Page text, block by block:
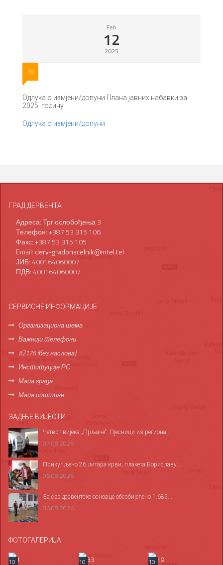
Feb
12
2025
10
Одлука о измјени/допуни Плана јавних набавки за
2025. годину
Одлука о измјени/допуни
ГРАД ДЕРВЕНТА
Адреса: Трг ослобођења 3
Телефон: +387 53 315 106
Факс: +387 53 315 105
Email: derv-gradonacelnik@mtel.tel
ЈИБ: 400164060007
ПДВ: 400164060007
СЕРВИСНЕ ИНФОРМАЦИЈЕ
Организациона шема
Важнији телефони
#2176 (без наслова)
Институције РС
Мапа града
Мапа општине
ЗАДЊЕ ВИЈЕСТИ
Четврт вијека „Прљаче“: Пјесници из региона...
07.08.2026
Прикупљено 26 литара крви, плакета Бориславу...
06.08.2026
За све дервентске основце обезбијеђено 1.685...
06.08.2026
ФОТОГАЛЕРИЈА
10 10 10